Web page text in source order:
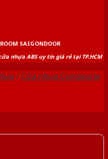
SAIGONDOOR
nhựa ABS uy tín giá rẻ tại TP.HCM
/Cửa nhựa Composite